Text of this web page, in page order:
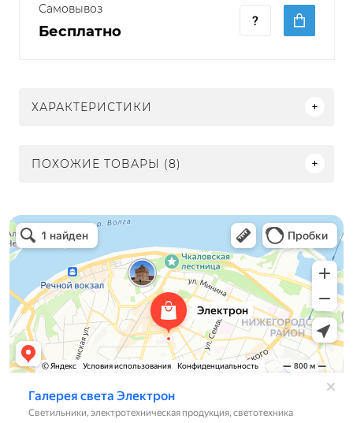
Самовывоз
Бесплатно
ХАРАКТЕРИСТИКИ
ПОХОЖИЕ ТОВАРЫ (8)
Электрон
Светильники в Нижнем Новгороде
Электротехническая продукция в Нижнем Новгороде